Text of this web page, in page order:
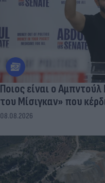
Ποιος είναι ο
του Μίσιγκαν» που
08.08.2026